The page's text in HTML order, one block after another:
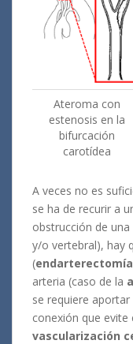
Ateroma con
estenosis en la
bifurcación
carotídea
A veces no es
se ha de recurir a
obstrucción de
y/o vertebral), hay
(
arteria (caso de la
se requiere
conexión que
vascularización